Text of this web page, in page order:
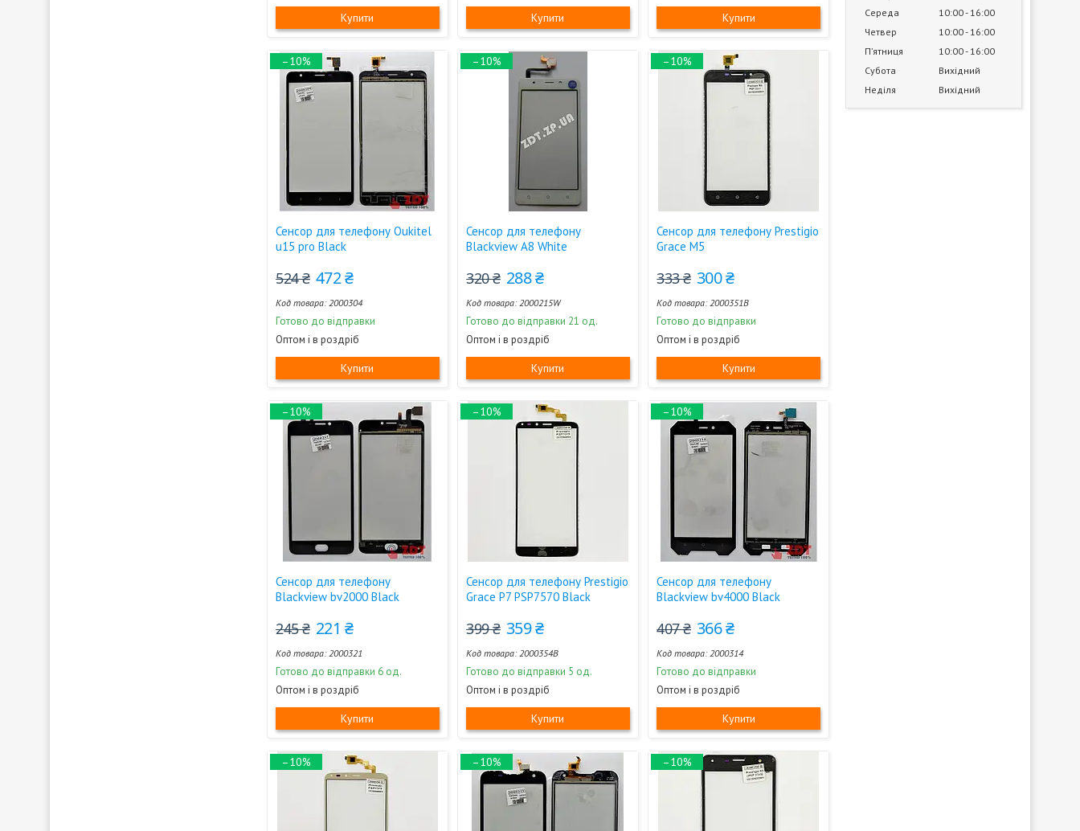
Купити Купити Купити
–10%
Сенсор для телефону Oukitel
u15 pro Black
524 ₴ 472 ₴
2000304
Готово до відправки
Оптом і в роздріб
Купити
–10%
Сенсор для телефону
Blackview A8 White
320 ₴ 288 ₴
2000215W
Готово до відправки 21 од.
Оптом і в роздріб
Купити
–10%
Сенсор для телефону Prestigio
Grace M5
333 ₴ 300 ₴
2000351B
Готово до відправки
Оптом і в роздріб
Купити
–10%
Сенсор для телефону
Blackview bv2000 Black
245 ₴ 221 ₴
2000321
Готово до відправки 6 од.
Оптом і в роздріб
Купити
–10%
Сенсор для телефону Prestigio
Grace P7 PSP7570 Black
399 ₴ 359 ₴
2000354B
Готово до відправки 5 од.
Оптом і в роздріб
Купити
–10%
Сенсор для телефону
Blackview bv4000 Black
407 ₴ 366 ₴
2000314
Готово до відправки
Оптом і в роздріб
Купити
–10% –10% –10%
Середа
10:00 16:00
Четвер
10:00 16:00
Пʼятниця
10:00 16:00
Субота
Вихідний
Неділя
Вихідний